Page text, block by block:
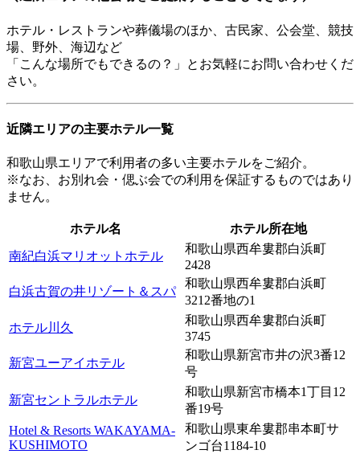
ホテル・レストランや葬儀場のほか、古民家、公会堂、競技
場、野外、海辺など
「こんな場所でもできるの？」とお気軽にお問い合わせくだ
さい。
近隣エリアの主要ホテル一覧
和歌山県エリアで利用者の多い主要ホテルをご紹介。
※なお、お別れ会・偲ぶ会での利用を保証するものではあり
ません。
ホテル名
ホテル所在地
南紀白浜マリオットホテル
和歌山県西牟婁郡白浜町
2428
白浜古賀の井リゾート＆スパ
和歌山県西牟婁郡白浜町
3212番地の1
ホテル川久
和歌山県西牟婁郡白浜町
3745
新宮ユーアイホテル
和歌山県新宮市井の沢3番12
号
新宮セントラルホテル
和歌山県新宮市橋本1丁目12
番19号
Hotel & Resorts WAKAYAMA-
KUSHIMOTO
和歌山県東牟婁郡串本町サ
ンゴ台1184-10